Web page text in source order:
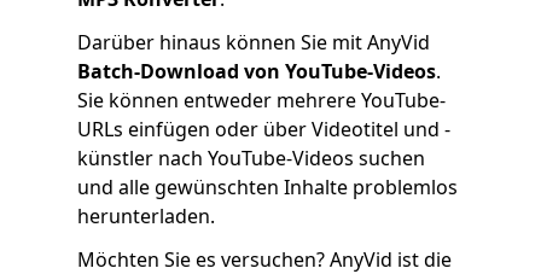
Darüber hinaus können Sie mit AnyVid
Batch-Download von YouTube-Videos.
Sie können entweder mehrere YouTube-
URLs einfügen oder über Videotitel und -
künstler nach YouTube-Videos suchen
und alle gewünschten Inhalte problemlos
herunterladen.
Möchten Sie es versuchen? AnyVid ist die